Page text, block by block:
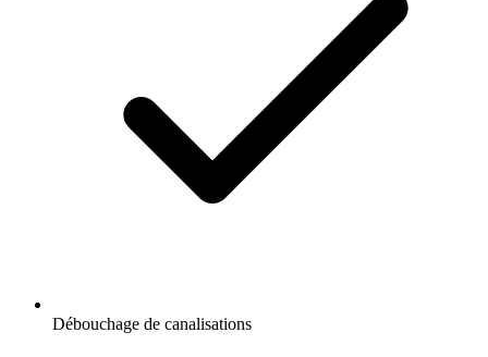
Débouchage de canalisations